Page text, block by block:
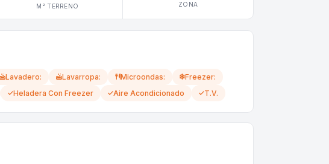
M² TERRENO ZONA
Lavadero: Lavarropa: Microondas:
Freezer:
Heladera Con Freezer Aire Acondicionado T.V.